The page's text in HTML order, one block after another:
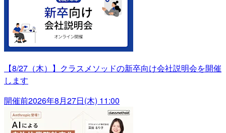
【8/27（木）】クラスメソッドの新卒向け会社説明会を開催
します
開催前2026年8月27日(木) 11:00